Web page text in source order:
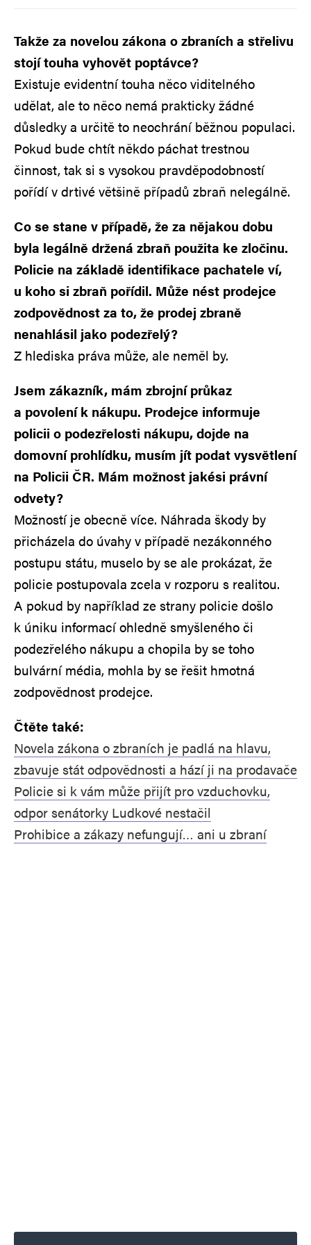
Takže za novelou zákona o zbraních a střelivu
stojí touha vyhovět poptávce?
Existuje evidentní touha něco viditelného
udělat, ale to něco nemá prakticky žádné
důsledky a určitě to neochrání běžnou populaci.
Pokud bude chtít někdo páchat trestnou
činnost, tak si s vysokou pravděpodobností
pořídí v drtivé většině případů zbraň nelegálně.
Co se stane v případě, že za nějakou dobu
byla legálně držená zbraň použita ke zločinu.
Policie na základě identifikace pachatele ví,
u koho si zbraň pořídil. Může nést prodejce
zodpovědnost za to, že prodej zbraně
nenahlásil jako podezřelý?
Z hlediska práva může, ale neměl by.
Jsem zákazník, mám zbrojní průkaz
a povolení k nákupu. Prodejce informuje
policii o podezřelosti nákupu, dojde na
domovní prohlídku, musím jít podat vysvětlení
na Policii ČR. Mám možnost jakési právní
odvety?
Možností je obecně více. Náhrada škody by
přicházela do úvahy v případě nezákonného
postupu státu, muselo by se ale prokázat, že
policie postupovala zcela v rozporu s realitou.
A pokud by například ze strany policie došlo
k úniku informací ohledně smyšleného či
podezřelého nákupu a chopila by se toho
bulvární média, mohla by se řešit hmotná
zodpovědnost prodejce.
Čtěte také:
Novela zákona o zbraních je padlá na hlavu,
zbavuje stát odpovědnosti a hází ji na prodavače
Policie si k vám může přijít pro vzduchovku,
odpor senátorky Ludkové nestačil
Prohibice a zákazy nefungují… ani u zbraní